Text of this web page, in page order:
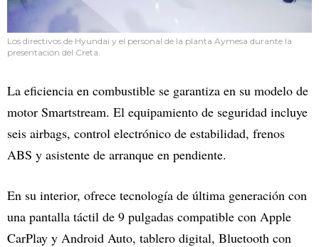
Los directivos de Hyundai y el personal de la planta Aymesa durante la
presentación del Creta.
La eficiencia en combustible se garantiza en su modelo de
motor Smartstream. El equipamiento de seguridad incluye
seis airbags, control electrónico de estabilidad, frenos
ABS y asistente de arranque en pendiente.
En su interior, ofrece tecnología de última generación con
una pantalla táctil de 9 pulgadas compatible con Apple
CarPlay y Android Auto, tablero digital, Bluetooth con